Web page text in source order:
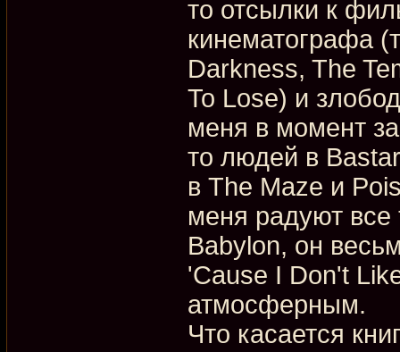
то отсылки к
кинематографа
Darkness, The
To Lose) и
меня в момент
то людей в
в The Maze и
меня радуют все
Babylon, он
'Cause I Don't
атмосферным.
Что касается